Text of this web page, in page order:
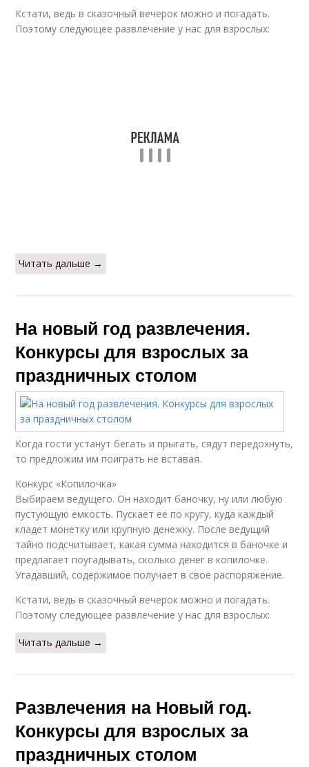
Кстати, ведь в сказочный вечерок можно и погадать.
Поэтому следующее развлечение у нас для взрослых:
Читать дальше →
На новый год развлечения.
Конкурсы для взрослых за
праздничных столом
Когда гости устанут бегать и прыгать, сядут передохнуть,
то предложим им поиграть не вставая.
Конкурс «Копилочка»
Выбираем ведущего. Он находит баночку, ну или любую
пустующую емкость. Пускает ее по кругу, куда каждый
кладет монетку или крупную денежку. После ведущий
тайно подсчитывает, какая сумма находится в баночке и
предлагает поугадывать, сколько денег в копилочке.
Угадавший, содержимое получает в свое распоряжение.
Кстати, ведь в сказочный вечерок можно и погадать.
Поэтому следующее развлечение у нас для взрослых:
Читать дальше →
Развлечения на Новый год.
Конкурсы для взрослых за
праздничных столом